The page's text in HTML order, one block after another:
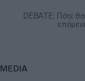
DEBATE: Πότε θα
MEDIA